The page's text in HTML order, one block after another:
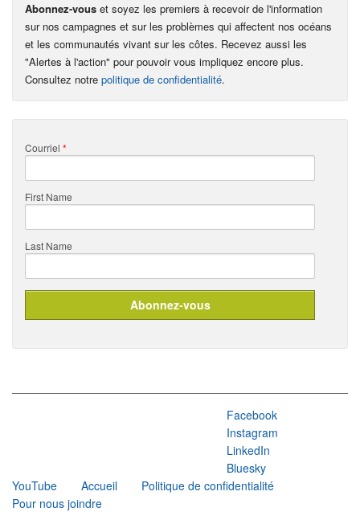
Abonnez-vous et soyez les premiers à recevoir de l'information
sur nos campagnes et sur les problèmes qui affectent nos océans
et les communautés vivant sur les côtes. Recevez aussi les
"Alertes à l'action" pour pouvoir vous impliquez encore plus.
Consultez notre politique de confidentialité.
Courriel *
First Name
Last Name
Facebook
Instagram
LinkedIn
Bluesky
YouTube
Accueil
Politique de confidentialité
Pour nous joindre